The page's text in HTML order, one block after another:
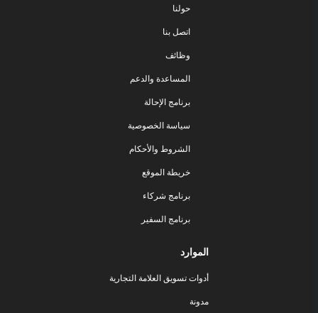
حولنا
اتصل بنا
وظائف
المساعدة والدعم
برنامج الإحالة
سياسة الخصوصية
الشروط والأحكام
خريطة الموقع
برنامج شركاء
برنامج السفير
الموارد
أدوات تسويق العلامة التجارية
مدونة